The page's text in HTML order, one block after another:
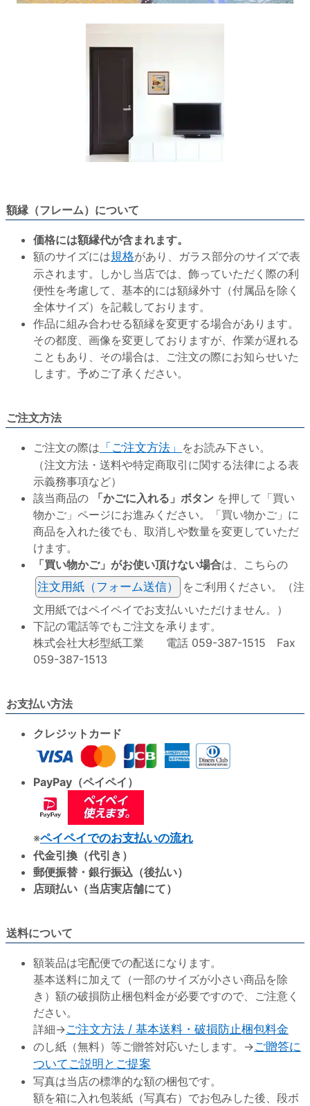
額縁（フレーム）について
価格には額縁代が含まれます。
額のサイズには規格があり、ガラス部分のサイズで表
示されます。しかし当店では、飾っていただく際の利
便性を考慮して、基本的には額縁外寸（付属品を除く
全体サイズ）を記載しております。
作品に組み合わせる額縁を変更する場合があります。
その都度、画像を変更しておりますが、作業が遅れる
こともあり、その場合は、ご注文の際にお知らせいた
します。予めご了承ください。
ご注文方法
ご注文の際は 「ご注文方法」 をお読み下さい。
（注文方法・送料や特定商取引に関する法律による表
示義務事項など）
該当商品の
「かごに入れる」ボタン を押して「買い
物かご」ページにお進みください。「買い物かご」に
商品を入れた後でも、取消しや数量を変更していただ
けます。
「買い物かご」がお使い頂けない場合は、こちらの
注文用紙（フォーム送信）
をご利用ください。（注
文用紙ではペイペイでお支払いいただけません。）
下記の電話等でもご注文を承ります。
株式会社大杉型紙工業 電話 059-387-1515 Fax
059-387-1513
お支払い方法
クレジットカード
PayPay（ペイペイ）
※ペイペイでのお支払いの流れ
代金引換（代引き）
郵便振替・銀行振込（後払い）
店頭払い（当店実店舗にて）
送料について
額装品は宅配便での配送になります。
基本送料に加えて（一部のサイズが小さい商品を除
き）額の破損防止梱包料金が必要ですので、ご注意く
ださい。
詳細→ご注文方法 / 基本送料・破損防止梱包料金
のし紙（無料）等ご贈答対応いたします。→ご贈答に
ついてご説明とご提案
写真は当店の標準的な額の梱包です。
額を箱に入れ包装紙（写真右）でお包みした後、段ボ